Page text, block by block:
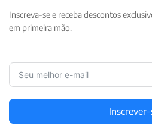
Inscreva-se e receba descontos
em primeira mão.
Inscrever-